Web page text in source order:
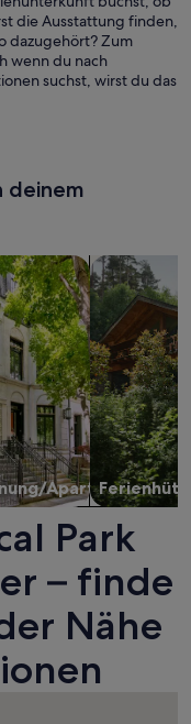
die Ausstattung finden,
dazugehört? Zum
wenn du nach
suchst, wirst du das
deinem
Apartment
oder
Suche nach
Park
– finde
Nähe